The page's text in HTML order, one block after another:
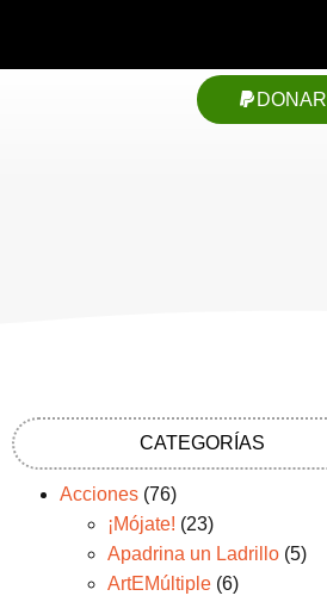
DONAR
CATEGORÍAS
Acciones(76)
¡Mójate! (23)
Apadrina un Ladrillo(5)
ArtEMúltiple(6)